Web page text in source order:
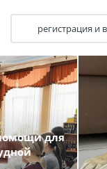
регистрация и
для